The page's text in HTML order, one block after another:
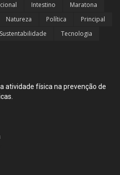
Intestino
Maratona
Natureza Política
Principal
Sustentabilidade
Tecnologia
atividade física na prevenção de